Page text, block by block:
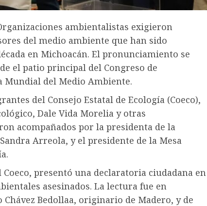
ambientalistas exigieron
del medio ambiente que han sido
en Michoacán. El pronunciamiento se
el patio principal del Congreso de
Mundial del Medio Ambiente.
del Consejo Estatal de Ecología (Coeco),
Dale Vida Morelia y otras
acompañados por la presidenta de la
Arreola, y el presidente de la Mesa
presentó una declaratoria ciudadana en
asesinados. La lectura fue en
Bedollaa, originario de Madero, y de